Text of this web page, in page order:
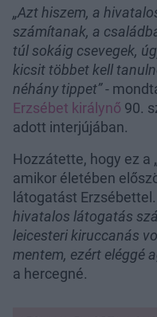
„Azt hiszem, a
számítanak, a
túl sokáig csevegek,
kicsit többet kell
néhány tippet”-
Erzsébet királynő 90.
adott interjújában.
Hozzátette, hogy ez a
amikor életében
látogatást Erzsébettel.
hivatalos látogatás
leicesteri kiruccanás
mentem, ezért eléggé
a hercegné.